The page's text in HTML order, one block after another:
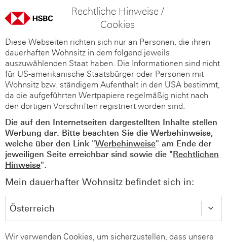
Rechtliche Hinweise /
Cookies
Diese Webseiten richten sich nur an Personen, die ihren
dauerhaften Wohnsitz in dem folgend jeweils
auszuwählenden Staat haben. Die Informationen sind nicht
für US-amerikanische Staatsbürger oder Personen mit
Wohnsitz bzw. ständigem Aufenthalt in den USA bestimmt,
da die aufgeführten Wertpapiere regelmäßig nicht nach
den dortigen Vorschriften registriert worden sind.
Die auf den Internetseiten dargestellten Inhalte stellen
Werbung dar. Bitte beachten Sie die Werbehinweise,
welche über den Link "Werbehinweise" am Ende der
jeweiligen Seite erreichbar sind sowie die "Rechtlichen
Hinweise".
Mein dauerhafter Wohnsitz befindet sich in:
Wir verwenden Cookies, um sicherzustellen, dass unsere